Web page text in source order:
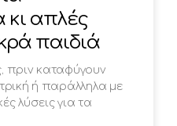
κι απλές
παιδιά
πριν καταφύγουν
ή παράλληλα με
λύσεις για τα